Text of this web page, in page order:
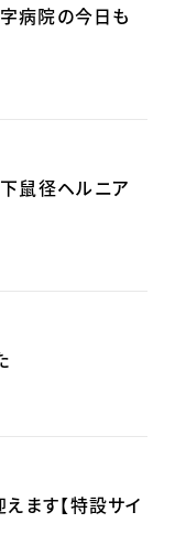
字病院の今日も
鼠径ヘルニア
ます【特設サイ